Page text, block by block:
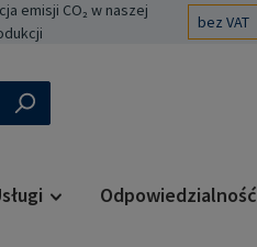
emisji CO₂ w naszej
bez VAT
Odpowiedzialność